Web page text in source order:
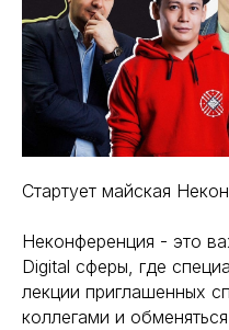
Стартует майская
Неконференция - это
Digital сферы, где
лекции приглашенных
коллегами и